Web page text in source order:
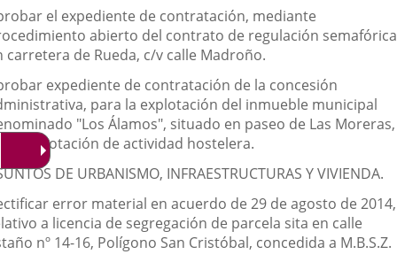
el expediente de contratación, mediante
abierto del contrato de regulación semafórica
carretera de Rueda, c/v calle Madroño.
expediente de contratación de la concesión
para la explotación del inmueble municipal
"Los Álamos", situado en paseo de Las Moreras,
explotación de actividad hostelera.
DE URBANISMO, INFRAESTRUCTURAS Y VIVIENDA.
error material en acuerdo de 29 de agosto de 2014,
a licencia de segregación de parcela sita en calle
nº 14-16, Polígono San Cristóbal, concedida a M.B.S.Z.